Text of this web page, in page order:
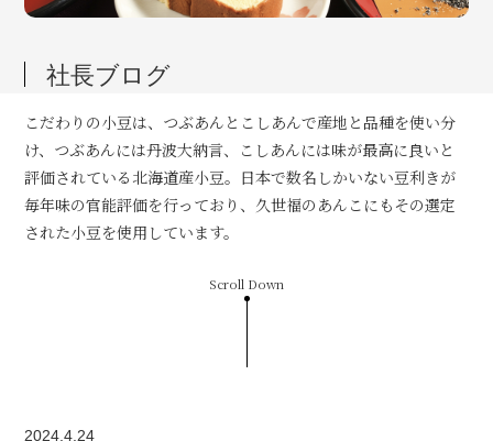
社長ブログ
こだわりの小豆は、つぶあんとこしあんで産地と品種を使い分
け、つぶあんには丹波大納言、こしあんには味が最高に良いと
評価されている北海道産小豆。日本で数名しかいない豆利きが
毎年味の官能評価を行っており、久世福のあんこにもその選定
された小豆を使用しています。
Scroll Down
2024.4.24